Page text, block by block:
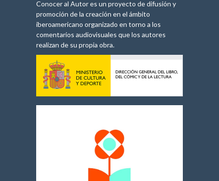
Conocer al Autor es un proyecto de difusión y
promoción de la creación en el ámbito
iberoamericano organizado en torno a los
comentarios audiovisuales que los autores
realizan de su propia obra.